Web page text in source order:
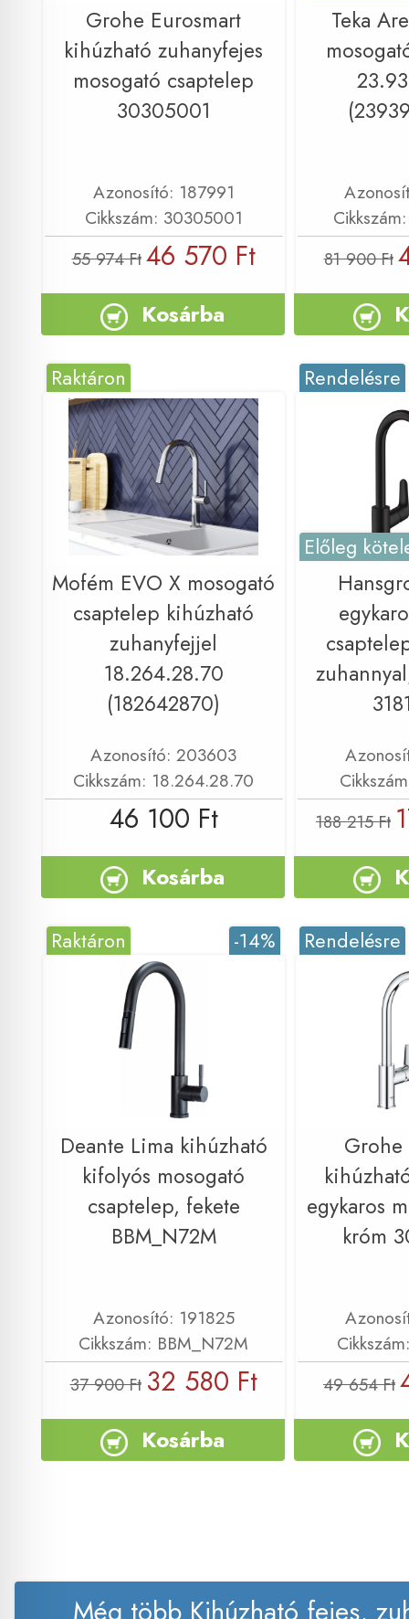
Grohe Eurosmart
kihúzható zuhanyfejes
mosogató csaptelep
30305001
Azonosító: 187991
Cikkszám: 30305001
55 974 Ft 46 570 Ft
Kosárba
Teka
81 900 Ft
Raktáron
Mofém EVO X mosogató
csaptelep kihúzható
zuhanyfejjel
18.264.28.70
(182642870)
Azonosító: 203603
Cikkszám: 18.264.28.70
46 100 Ft
Kosárba
Rendelésre
Előleg
188 215 Ft
-14%
Raktáron
Deante Lima kihúzható
kifolyós mosogató
csaptelep, fekete
BBM_N72M
Azonosító: 191825
Cikkszám: BBM_N72M
37 900 Ft 32 580 Ft
Kosárba
Rendelésre
Grohe
egykaros
króm
49 654 Ft